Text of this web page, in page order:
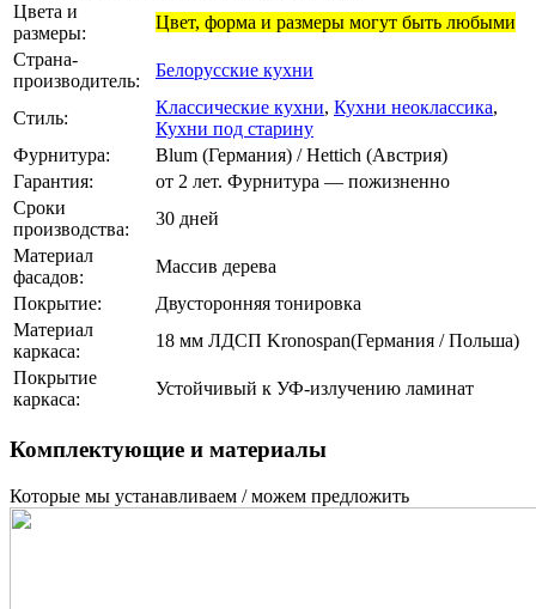
Цвета и
размеры:
Цвет, форма и размеры могут быть любыми
Страна-
производитель:
Белорусские кухни
Стиль:
Классические кухни, Кухни неоклассика,
Кухни под старину
Фурнитура:
Blum (Германия) / Hettich (Австрия)
Гарантия:
от 2 лет. Фурнитура — пожизненно
Сроки
производства:
30 дней
Материал
фасадов:
Массив дерева
Покрытие:
Двусторонняя тонировка
Материал
каркаса:
18 мм ЛДСП Kronospan(Германия / Польша)
Покрытие
каркаса:
Устойчивый к УФ-излучению ламинат
Комплектующие и материалы
Которые мы устанавливаем / можем предложить